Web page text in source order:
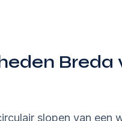
Breda
slopen van